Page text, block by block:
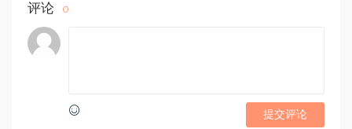
评论 0
提交评论